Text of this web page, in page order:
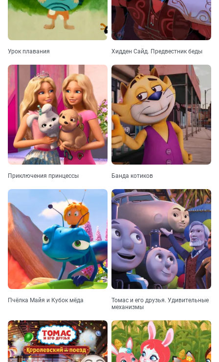
Урок плавания Хидден Сайд. Предвестник беды
Приключения принцессы Банда котиков
Пчёлка Майя и Кубок мёда
Томас и его друзья. Удивительные
механизмы